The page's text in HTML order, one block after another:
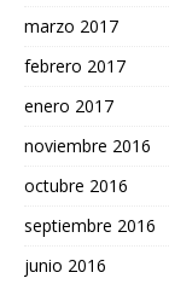
marzo 2017
febrero 2017
enero 2017
noviembre 2016
octubre 2016
septiembre 2016
junio 2016